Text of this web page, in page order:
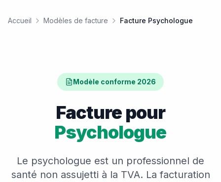
Accueil Modèles de facture Facture Psychologue
Modèle conforme 2026
Facture pour
Psychologue
Le psychologue est un professionnel de
santé non assujetti à la TVA. La facturation